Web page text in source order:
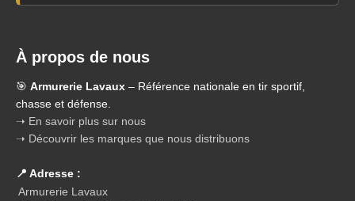
À propos de nous
🎯 Armurerie Lavaux – Référence nationale en tir sportif,
chasse et défense.
➝ En savoir plus sur nous
➝ Découvrir les marques que nous distribuons
📍 Adresse :
Armurerie Lavaux